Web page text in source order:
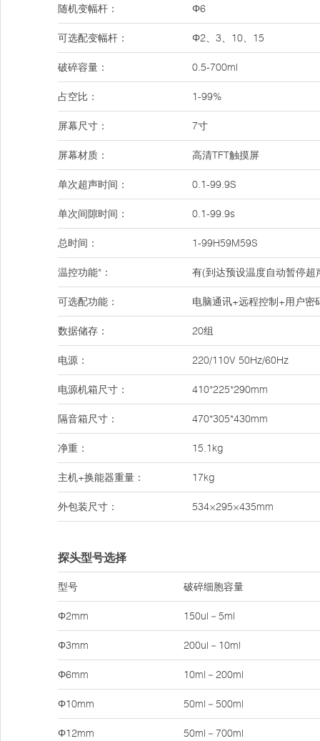
随机变幅杆： Φ6
可选配变幅杆： Φ2、3、10、15
破碎容量： 0.5-700ml
占空比： 1-99%
屏幕尺寸： 7寸
屏幕材质： 高清TFT触摸屏
单次超声时间： 0.1-99.9S
单次间隙时间： 0.1-99.9s
总时间： 1-99H59M59S
温控功能*： 有(到达预设温度自动暂停超
可选配功能： 电脑通讯+远程控制+用户
数据储存： 20组
电源： 220/110V 50Hz/60Hz
电源机箱尺寸： 410*225*290mm
隔音箱尺寸： 470*305*430mm
净重： 15.1kg
主机+换能器重量： 17kg
外包装尺寸： 534×295×435mm
探头型号选择
型号 破碎细胞容量
Φ2mm 150ul－5ml
Φ3mm 200ul－10ml
Φ6mm 10ml－200ml
Φ10mm 50ml－500ml
Φ12mm 50ml－700ml